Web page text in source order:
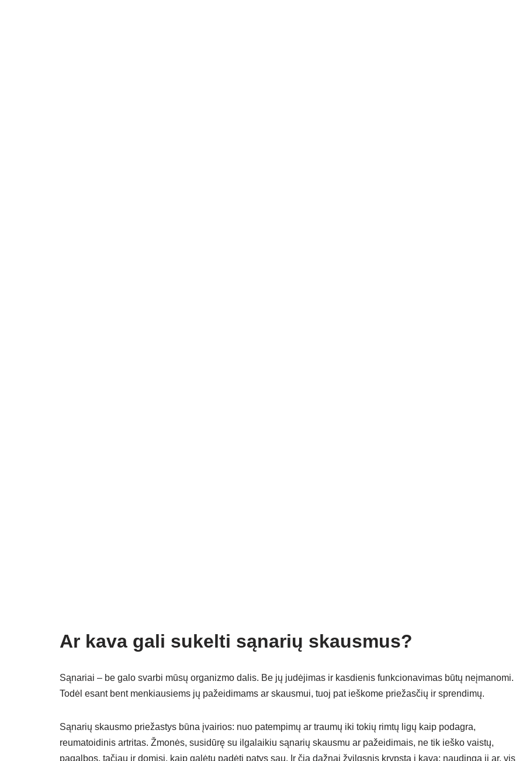
Ar kava gali sukelti sąnarių skausmus?
Sąnariai – be galo svarbi mūsų organizmo dalis. Be jų judėjimas ir kasdienis funkcionavimas būtų neįmanomi.
Todėl esant bent menkiausiems jų pažeidimams ar skausmui, tuoj pat ieškome priežasčių ir sprendimų.
Sąnarių skausmo priežastys būna įvairios: nuo patempimų ar traumų iki tokių rimtų ligų kaip podagra,
reumatoidinis artritas. Žmonės, susidūrę su ilgalaikiu sąnarių skausmu ar pažeidimais, ne tik ieško vaistų,
pagalbos, tačiau ir domisi, kaip galėtų padėti patys sau. Ir čia dažnai žvilgsnis krypsta į kavą: naudinga ji ar, vis